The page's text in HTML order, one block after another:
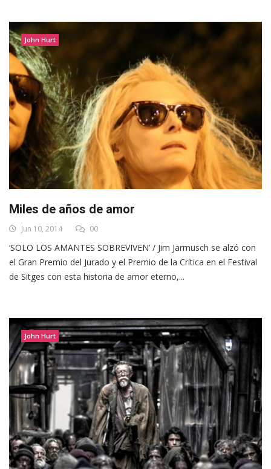
John Hurt
Miles de años de amor
Jun 10, 2014 00
‘SOLO LOS AMANTES SOBREVIVEN’ / Jim Jarmusch se alzó con
el Gran Premio del Jurado y el Premio de la Crítica en el Festival
de Sitges con esta historia de amor eterno,...
John Hurt